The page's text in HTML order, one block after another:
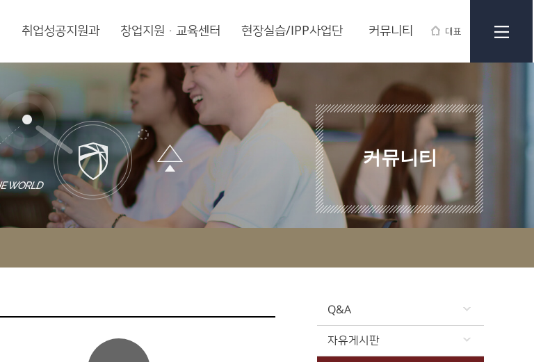
대표
취업성공지원과 창업지원·교육센터 현장실습/IPP사업단 커뮤니티
커뮤니티
Q&A
자유게시판